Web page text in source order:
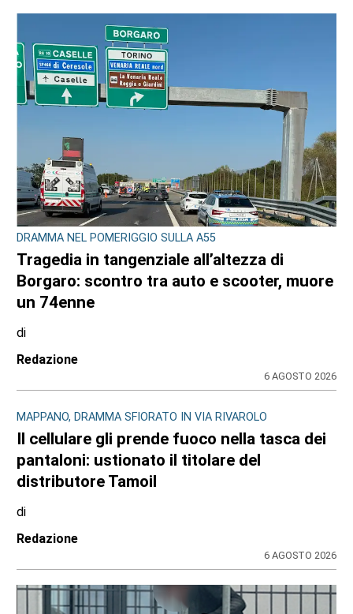
DRAMMA NEL POMERIGGIO SULLA A55
Tragedia in tangenziale all’altezza di
Borgaro: scontro tra auto e scooter, muore
un 74enne
di
Redazione
6 AGOSTO 2026
MAPPANO, DRAMMA SFIORATO IN VIA RIVAROLO
Il cellulare gli prende fuoco nella tasca dei
pantaloni: ustionato il titolare del
distributore Tamoil
di
Redazione
6 AGOSTO 2026